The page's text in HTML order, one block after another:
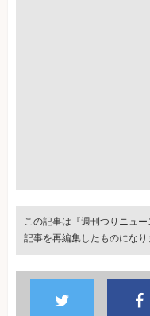
この記事は『週刊つりニュ
記事を再編集したものになり